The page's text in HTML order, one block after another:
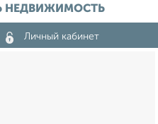
НЕДВИЖИМОСТЬ
Личный кабинет